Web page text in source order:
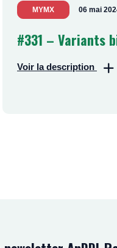
MYMX 06 mai
#331 – Variants
Voir la description